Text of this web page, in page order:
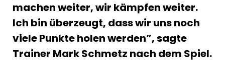
machen weiter, wir kämpfen weiter.
Ich bin überzeugt, dass wir uns noch
viele Punkte holen werden”, sagte
Trainer Mark Schmetz nach dem Spiel.